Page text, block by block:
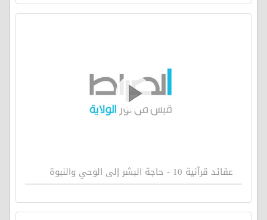
عقائد قرآنية 10 - حاجة البشر إلى الوحي والنبوة